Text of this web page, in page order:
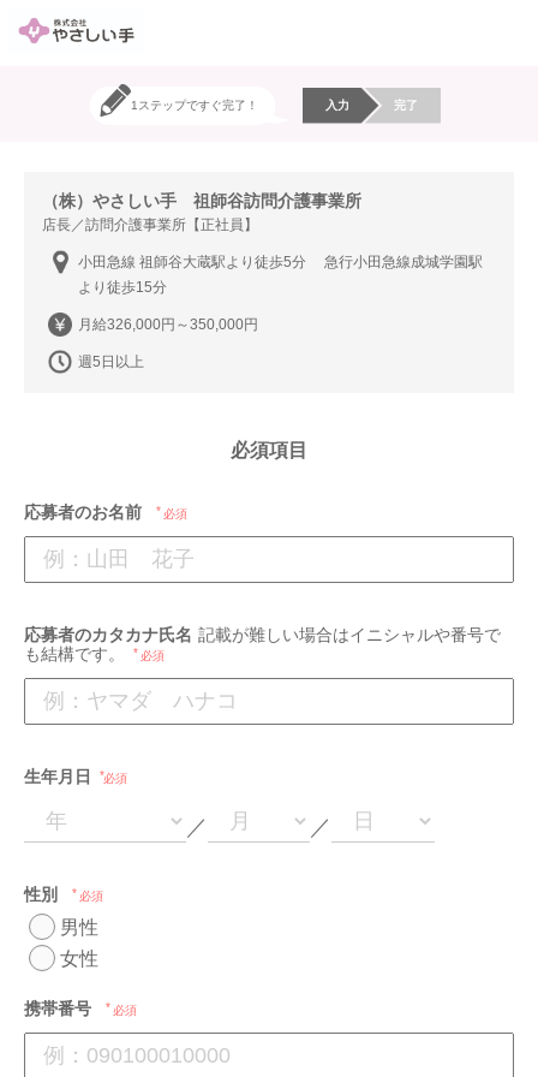
1ステップですぐ完了！ 入力 完了
（株）やさしい手 祖師谷訪問介護事業所
店長／訪問介護事業所【正社員】
小田急線 祖師谷大蔵駅より徒歩5分 急行小田急線成城学園駅
より徒歩15分
月給326,000円～350,000円
週5日以上
必須項目
応募者のお名前 必須
応募者のカタカナ氏名 記載が難しい場合はイニシャルや番号で
も結構です。
必須
生年月日 必須
／ ／
性別 必須
男性
女性
携帯番号 必須